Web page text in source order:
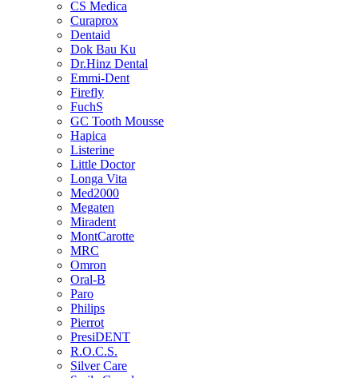
CS Medica
Curaprox
Dentaid
Dok Bau Ku
Dr.Hinz Dental
Emmi-Dent
Firefly
FuchS
GC Tooth Mousse
Hapica
Listerine
Little Doctor
Longa Vita
Med2000
Megaten
Miradent
MontCarotte
MRC
Omron
Oral-B
Paro
Philips
Pierrot
PresiDENT
R.O.C.S.
Silver Care